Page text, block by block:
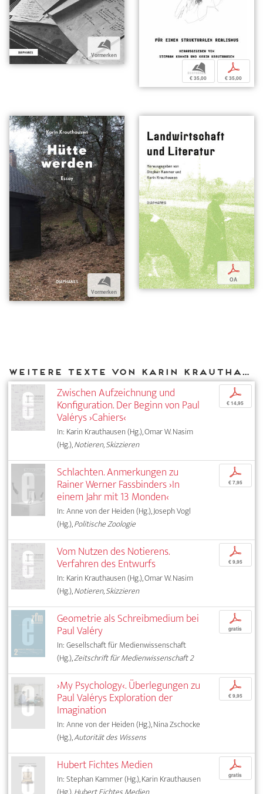
b
Vormerken
b
€ 35,00
p
€ 35,00
b
Vormerken
p
OA
Weitere Texte von Karin Krauthausen bei DIAPHANES
Zwischen Aufzeichnung und
Konfiguration. Der Beginn von Paul
Valérys ›Cahiers‹
In: Karin Krauthausen (Hg.), Omar W. Nasim
(Hg.),Notieren, Skizzieren
p
€ 14,95
Schlachten. Anmerkungen zu
Rainer Werner Fassbinders ›In
einem Jahr mit 13 Monden‹
In: Anne von der Heiden (Hg.), Joseph Vogl
(Hg.),Politische Zoologie
p
€ 7,95
Vom Nutzen des Notierens.
Verfahren des Entwurfs
In: Karin Krauthausen (Hg.), Omar W. Nasim
(Hg.),Notieren, Skizzieren
p
€ 9,95
Geometrie als Schreibmedium bei
Paul Valéry
In: Gesellschaft für Medienwissenschaft
(Hg.),Zeitschrift für Medienwissenschaft 2
p
gratis
›My Psychology‹. Überlegungen zu
Paul Valérys Exploration der
Imagination
In: Anne von der Heiden (Hg.), Nina Zschocke
(Hg.),Autorität des Wissens
p
€ 9,95
Hubert Fichtes Medien
In: Stephan Kammer (Hg.), Karin Krauthausen
p
gratis